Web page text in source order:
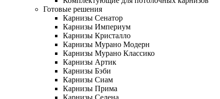
Готовые решения
Карнизы Сенатор
Карнизы Империум
Карнизы Кристалло
Карнизы Мурано Модерн
Карнизы Мурано Классико
Карнизы Артик
Карнизы Бэби
Карнизы Сиам
Карнизы Прима
Карнизы Селена